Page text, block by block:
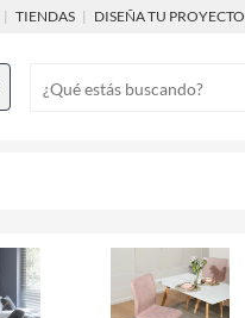
| TIENDAS | DISEÑA TU PROYECTO